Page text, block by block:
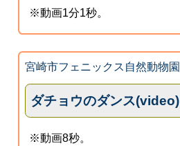
※動画1分1秒。
宮崎市フェニックス自然動物園
ダチョウのダンス(video)
※動画8秒。